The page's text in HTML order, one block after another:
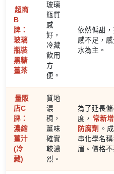
超商
B
牌：
玻璃
瓶裝
黑糖
薑茶
玻璃
瓶質
感
好，
冷藏
飲用
方
便。
依然偏甜
感不足，
水為主。
量販
店C
牌：
濃縮
薑汁
(冷
藏)
質地
濃
稠，
薑味
確實
較濃
烈。
為了延長
度， 常新
防腐劑 。
串化學名
眉。價格不